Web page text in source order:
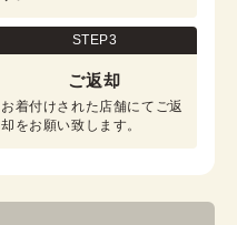
STEP3
ご返却
お着付けされた店舗にてご返
却をお願い致します。